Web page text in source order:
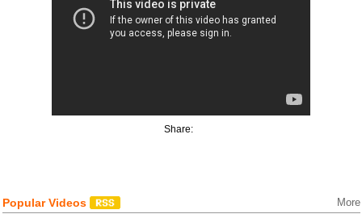
Share:
Popular Videos More